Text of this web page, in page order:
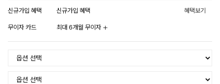
신규가입 혜택 신규가입 혜택 혜택보기
무이자 카드 최대 6개월 무이자